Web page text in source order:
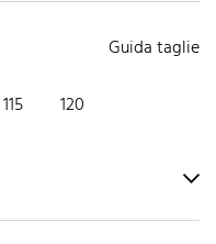
Guida taglie
115 120